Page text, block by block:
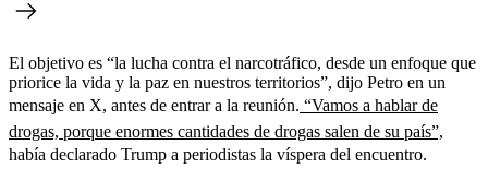
El objetivo es “la lucha contra el narcotráfico, desde un enfoque que
priorice la vida y la paz en nuestros territorios”, dijo Petro en un
mensaje en X, antes de entrar a la reunión. “Vamos a hablar de
drogas, porque enormes cantidades de drogas salen de su país”,
había declarado Trump a periodistas la víspera del encuentro.